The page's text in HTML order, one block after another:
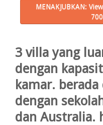
MENAKJUBKAN:
3 villa yang
dengan
kamar.
dengan
dan Australia.